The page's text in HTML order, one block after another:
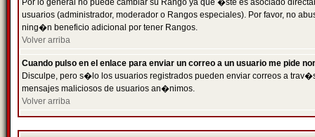
Por lo general no puede cambiar su Rango ya que �ste es asociado
usuarios (administrador, moderador o Rangos especiales). Por favor, no
ning�n beneficio adicional por tener Rangos.
Volver arriba
Cuando pulso en el enlace para enviar un correo a un usuario me pide
Disculpe, pero s�lo los usuarios registrados pueden enviar correos a
mensajes maliciosos de usuarios an�nimos.
Volver arriba